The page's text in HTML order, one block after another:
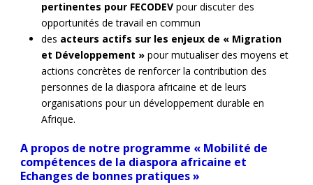
pertinentes pour FECODEV pour discuter des
opportunités de travail en commun
des acteurs actifs sur les enjeux de « Migration
et Développement » pour mutualiser des moyens et
actions concrètes de renforcer la contribution des
personnes de la diaspora africaine et de leurs
organisations pour un développement durable en
Afrique.
A propos de notre programme « Mobilité de
compétences de la diaspora africaine et
Echanges de bonnes pratiques »